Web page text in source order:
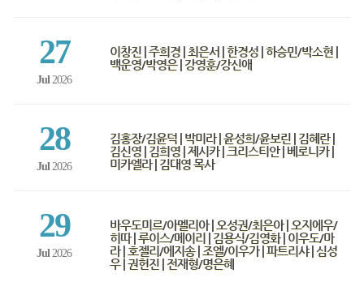
27
Jul 2026
이창진 | 주희경 | 최은서 | 한경성 | 하승민/박소현 |
백운영/박영은 | 강영훈/강신애
28
Jul 2026
김홍장/김윤덕 | 박미라 | 윤성희/윤보린 | 김혜란 |
김신영 | 김희영 | 제시카 | 크리스티안 | 베로니카 |
미카엘라 | 김대영 목사
29
Jul 2026
바우도미르/아멜리아 | 오성권/최은아 | 오지에우/
히따 | 루이스/메이리 | 김용식/김영화 | 이우도/마
라 | 호젤리/에지송 | 조엘/이우가 | 파트리샤 | 심성
우 | 권헌진 | 전재형/명은혜